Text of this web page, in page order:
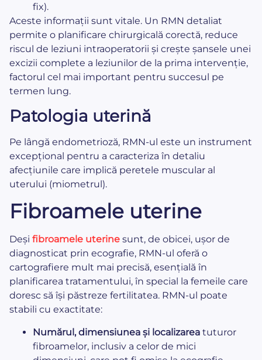
fix).
Aceste informații sunt vitale. Un RMN detaliat
permite o planificare chirurgicală corectă, reduce
riscul de leziuni intraoperatorii și crește șansele unei
excizii complete a leziunilor de la prima intervenție,
factorul cel mai important pentru succesul pe
termen lung.
Patologia uterină
Pe lângă endometrioză, RMN-ul este un instrument
excepțional pentru a caracteriza în detaliu
afecțiunile care implică peretele muscular al
uterului (miometrul).
Fibroamele uterine
Deși fibroamele uterine sunt, de obicei, ușor de
diagnosticat prin ecografie, RMN-ul oferă o
cartografiere mult mai precisă, esențială în
planificarea tratamentului, în special la femeile care
doresc să își păstreze fertilitatea. RMN-ul poate
stabili cu exactitate:
Numărul, dimensiunea și localizarea tuturor
fibroamelor, inclusiv a celor de mici